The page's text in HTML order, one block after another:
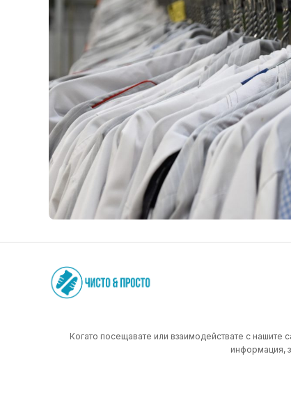
Когато посещавате или взаимодействате с нашите
информация,